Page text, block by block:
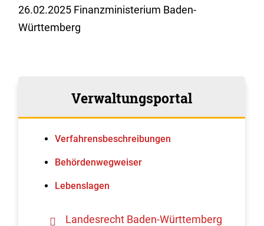
26.02.2025 Finanzministerium Baden-
Württemberg
Verwaltungsportal
Verfahrens­beschreibungen
Behördenwegweiser
Lebenslagen
Landesrecht Baden-Württemberg